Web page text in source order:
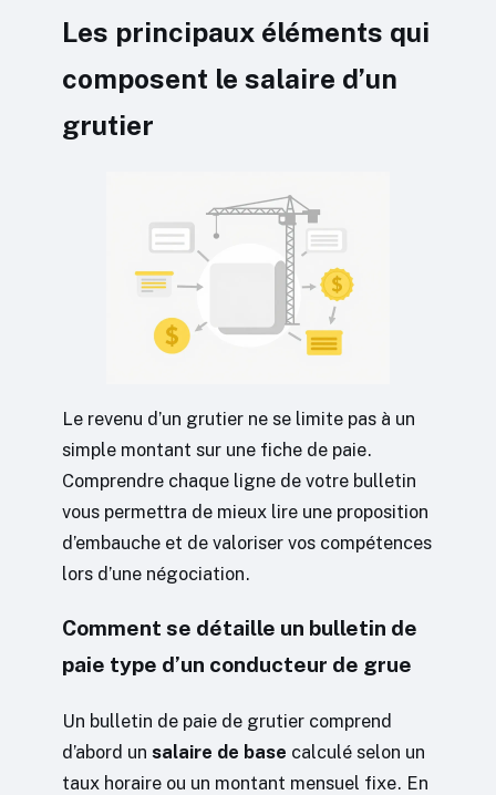
Les principaux éléments qui
composent le salaire d’un
grutier
Le revenu d’un grutier ne se limite pas à un
simple montant sur une fiche de paie.
Comprendre chaque ligne de votre bulletin
vous permettra de mieux lire une proposition
d’embauche et de valoriser vos compétences
lors d’une négociation.
Comment se détaille un bulletin de
paie type d’un conducteur de grue
Un bulletin de paie de grutier comprend
d’abord un salaire de base calculé selon un
taux horaire ou un montant mensuel fixe. En